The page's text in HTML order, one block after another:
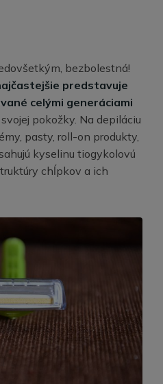
bezbolestná!
predstavuje
celými generáciami
pokožky. Na depiláciu
pasty, roll-on produkty,
kyselinu tiogykolovú
chĺpkov a ich